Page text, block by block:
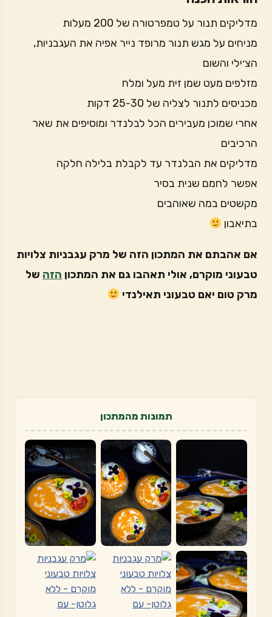
מדליקים תנור על טמפרטורה של 200 מעלות
מניחים על מגש תנור מרופד נייר אפיה את העגבניות,
הצ׳ילי והשום
מזלפים מעט שמן זית מעל ומלח
מכניסים לתנור לצליה של 25-30 דקות
אחרי שמוכן מעבירים הכל לבלנדר ומוסיפים את שאר
הרכיבים
מדליקים את הבלנדר עד לקבלת בלילה חלקה
אפשר לחמם שנית בסיר
מקשטים במה שאוהבים
בתיאבון
אם אהבתם את המתכון הזה של מרק עגבניות צלויות
טבעוני מוקרם, אולי תאהבו גם את המתכון הזה של
מרק טום יאם טבעוני תאילנדי
תמונות מהמתכון